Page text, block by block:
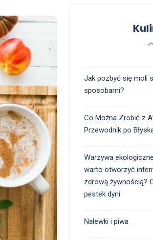
Jak pozbyć się moli
sposobami?
Co Można Zrobić z
Przewodnik po
Warzywa
warto otworzyć
zdrową żywnością?
pestek dyni
Nalewki i piwa